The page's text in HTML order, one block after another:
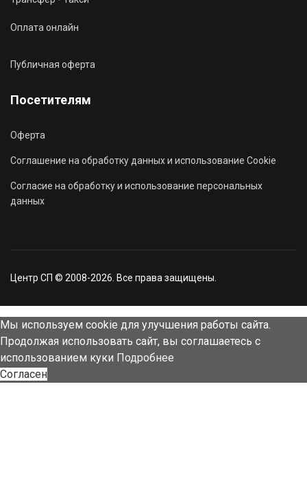
Оплата онлайн
Публичная оферта
Посетителям
Оферта
Соглашение на обработку данных и использование Cookie
Согласие на обработку и использование персональных
данных
Центр СП © 2008-2026. Все права защищены.
Мы используем cookie для улучшения работы сайта.
Продолжая использовать сайт, вы соглашаетесь с
использованием куки Подробнее
Согласен